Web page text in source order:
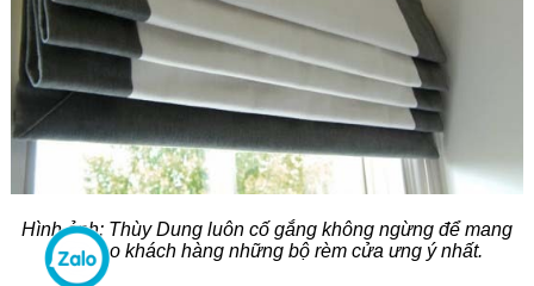
Hình ảnh: Thùy Dung luôn cố gắng không ngừng để mang
đến cho khách hàng những bộ rèm cửa ưng ý nhất.